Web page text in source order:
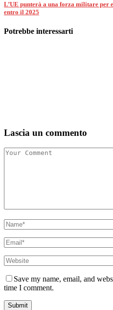
L’UE punterà a una forza militare per
entro il 2025
Potrebbe interessarti
Lascia un commento
Save my name, email, and
time I comment.